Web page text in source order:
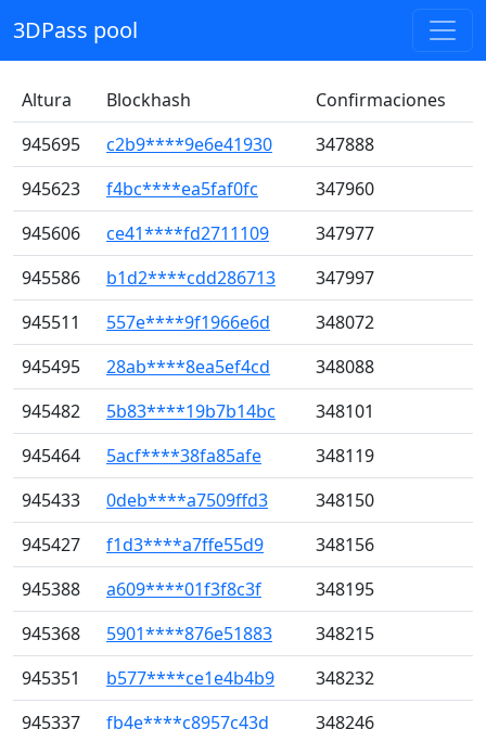
3DPass pool
Altura Blockhash
Confirmaciones
945695
c2b9****9e6e41930
347888
945623
f4bc****ea5faf0fc
347960
945606
ce41****fd2711109
347977
945586
b1d2****cdd286713
347997
945511
557e****9f1966e6d
348072
945495
28ab****8ea5ef4cd
348088
945482
5b83****19b7b14bc
348101
945464
5acf****38fa85afe
348119
945433
0deb****a7509ffd3
348150
945427
f1d3****a7ffe55d9
348156
945388
a609****01f3f8c3f
348195
945368
5901****876e51883
348215
945351
b577****ce1e4b4b9
348232
945337
fb4e****c8957c43d
348246